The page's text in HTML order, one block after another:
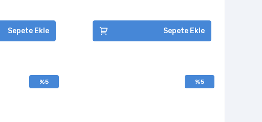
Sepete Ekle Sepete Ekle
%5 %5